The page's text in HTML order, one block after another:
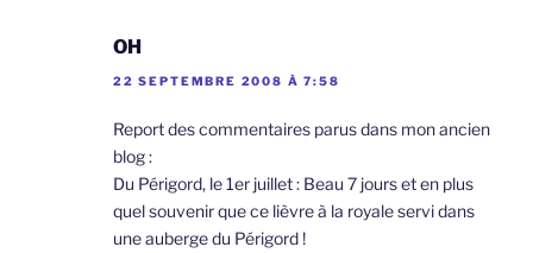
OH
22 SEPTEMBRE 2008 À 7:58
Report des commentaires parus dans mon ancien
blog :
Du Périgord, le 1er juillet : Beau 7 jours et en plus
quel souvenir que ce lièvre à la royale servi dans
une auberge du Périgord !